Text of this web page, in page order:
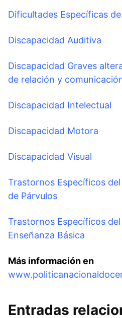
Dificultades Específicas
Discapacidad Auditiva
Discapacidad Graves
de relación y
Discapacidad Intelectual
Discapacidad Motora
Discapacidad Visual
Trastornos Específicos
de Párvulos
Trastornos Específicos
Enseñanza Básica
Más información en
Entradas